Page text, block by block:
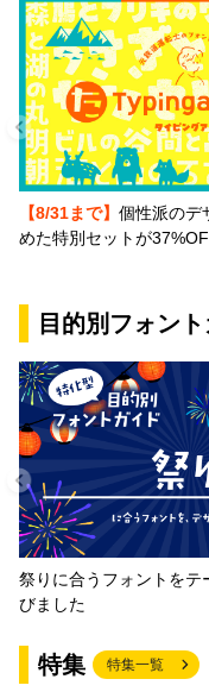
【8/31まで】 個性派のデ
めた特別セットが
目的別フォン
祭りに合うフォントをテ
びました
特集 特集一覧